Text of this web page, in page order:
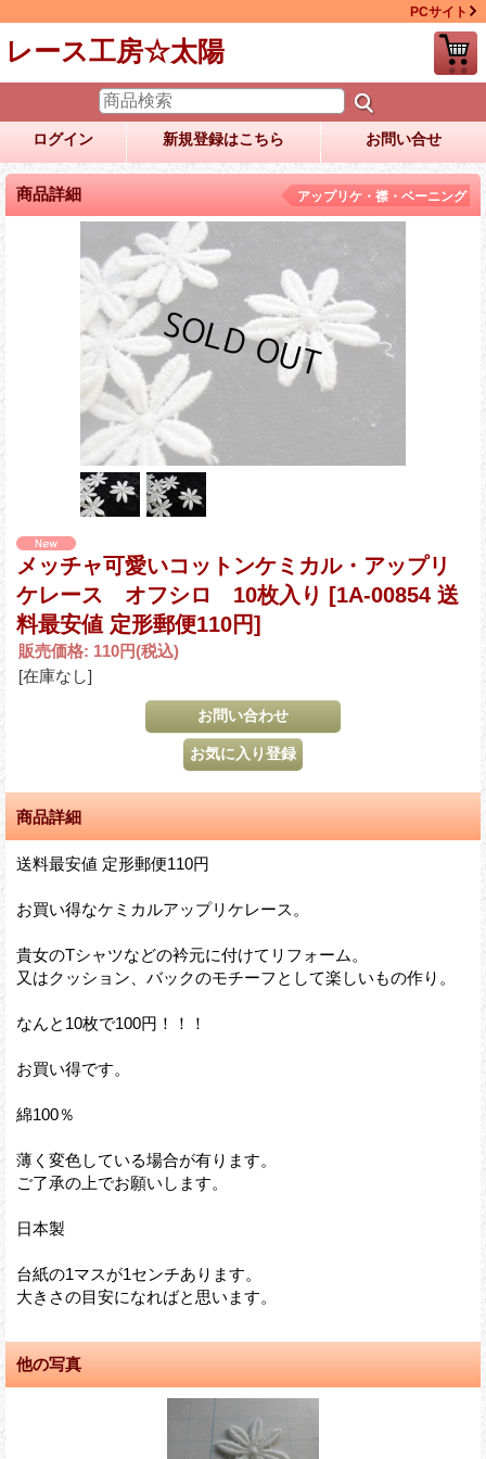
PCサイト
レース工房☆太陽
ログイン 新規登録はこちら お問い合せ
商品詳細 アップリケ・襟・ベーニング
メッチャ可愛いコットンケミカル・アップリ
ケレース オフシロ 10枚入り [1A-00854 送
料最安値 定形郵便110円]
販売価格: 110円(税込)
[在庫なし]
商品詳細
送料最安値 定形郵便110円
お買い得なケミカルアップリケレース。
貴女のTシャツなどの衿元に付けてリフォーム。
又はクッション、バックのモチーフとして楽しいもの作り。
なんと10枚で100円！！！
お買い得です。
綿100％
薄く変色している場合が有ります。
ご了承の上でお願いします。
日本製
台紙の1マスが1センチあります。
大きさの目安になればと思います。
他の写真